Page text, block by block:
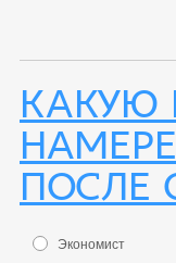
Какую
после
Экономист